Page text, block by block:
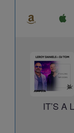
IT’S A